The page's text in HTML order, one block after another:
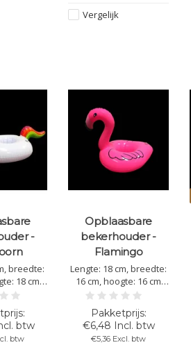
Vergelijk
-
breedte:
18 cm
- De
goed vol
voor het
btw
btw
Opblaasbare
bekerhouder -
Flamingo
Lengte: 18 cm, breedte:
16 cm, hoogte: 16 cm
(opgeblazen) - De
bekerhouder goed vol
oppompen voor het
beste resultaat!
€6,48 Incl. btw
€5,36 Excl. btw